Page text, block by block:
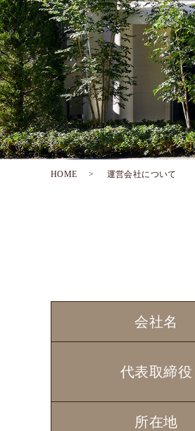
HOME 運営会社について
会社名
代表取締役
所在地